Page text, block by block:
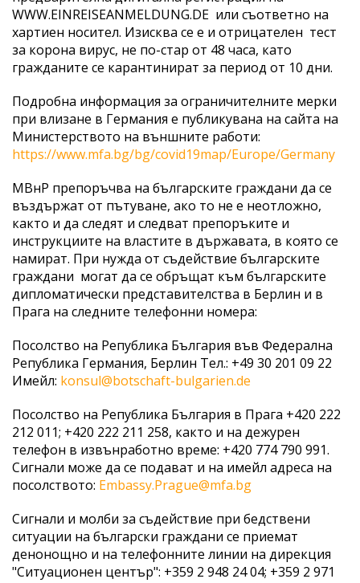
WWW.EINREISEANMELDUNG.DE или съответно на
хартиен носител. Изисква се е и отрицателен тест
за корона вирус, не по-стар от 48 часа, като
гражданите се карантинират за период от 10 дни.
Подробна информация за ограничителните мерки
при влизане в Германия е публикувана на сайта на
Министерството на външните работи:
https://www.mfa.bg/bg/covid19map/Europe/Germany
МВнР препоръчва на българските граждани да се
въздържат от пътуване, ако то не е неотложно,
както и да следят и следват препоръките и
инструкциите на властите в държавата, в която се
намират. При нужда от съдействие българските
граждани могат да се обръщат към българските
дипломатически представителства в Берлин и в
Прага на следните телефонни номера:
Посолство на Република България във Федерална
Република Германия, Берлин Тел.: +49 30 201 09 22
Имейл: konsul@botschaft-bulgarien.de
Посолство на Република България в Прага +420 222
212 011; +420 222 211 258, както и на дежурен
телефон в извънработно време: +420 774 790 991.
Сигнали може да се подават и на имейл адреса на
посолството: Embassy.Prague@mfa.bg
Сигнали и молби за съдействие при бедствени
ситуации на български граждани се приемат
денонощно и на телефонните линии на дирекция
"Ситуационен център": +359 2 948 24 04; +359 2 971